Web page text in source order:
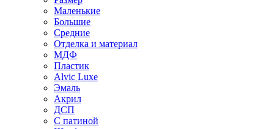
Маленькие
Большие
Средние
Отделка и материал
МДФ
Пластик
Alvic Luxe
Эмаль
Акрил
ДСП
С патиной